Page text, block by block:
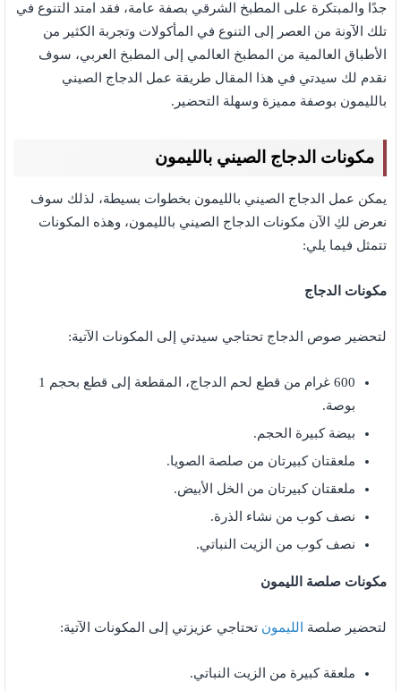
جدًا والمبتكرة على المطبخ الشرقي بصفة عامة، فقد امتد التنوع في
تلك الآونة من العصر إلى التنوع في المأكولات وتجربة الكثير من
الأطباق العالمية من المطبخ العالمي إلى المطبخ العربي، سوف
نقدم لك سيدتي في هذا المقال طريقة عمل الدجاج الصيني
بالليمون بوصفة مميزة وسهلة التحضير.
مكونات الدجاج الصيني بالليمون
يمكن عمل الدجاج الصيني بالليمون بخطوات بسيطة، لذلك سوف
نعرض لكِ الآن مكونات الدجاج الصيني بالليمون، وهذه المكونات
تتمثل فيما يلي:
مكونات الدجاج
لتحضير صوص الدجاج تحتاجي سيدتي إلى المكونات الآتية:
600 غرام من قطع لحم الدجاج، المقطعة إلى قطع بحجم 1
بوصة.
بيضة كبيرة الحجم.
ملعقتان كبيرتان من صلصة الصويا.
ملعقتان كبيرتان من الخل الأبيض.
نصف كوب من نشاء الذرة.
نصف كوب من الزيت النباتي.
مكونات صلصة الليمون
لتحضير صلصة الليمون تحتاجي عزيزتي إلى المكونات الآتية:
ملعقة كبيرة من الزيت النباتي.